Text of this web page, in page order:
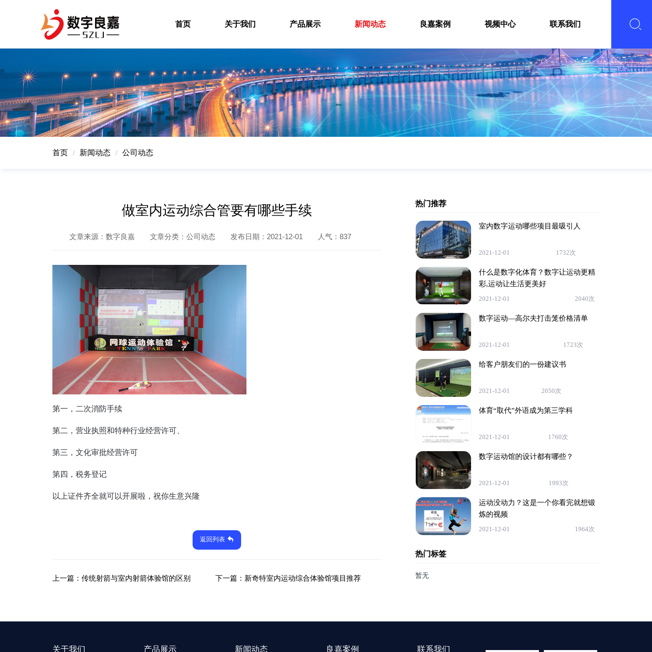
首页 关于我们 产品展示 新闻动态 良嘉案例 视频中心 联系我们
首页 / 新闻动态 / 公司动态
做室内运动综合管要有哪些手续
文章来源：数字良嘉 文章分类：公司动态 发布日期：2021-12-01 人气： 837
第一，二次消防手续
第二，营业执照和特种行业经营许可、
第三，文化审批经营许可
第四，税务登记
以上证件齐全就可以开展啦，祝你生意兴隆
返回列表
上一篇： 传统射箭与室内射箭体验馆的区别 下一篇： 新奇特室内运动综合体验馆项目推荐
热门推荐
室内数字运动哪些项目最吸引人
2021-12-01 1732次
什么是数字化体育？数字让运动更精
彩,运动让生活更美好
2021-12-01 2040次
数字运动—高尔夫打击笼价格清单
2021-12-01 1723次
给客户朋友们的一份建议书
2021-12-01 2050次
体育“取代”外语成为第三学科
2021-12-01 1760次
数字运动馆的设计都有哪些？
2021-12-01 1993次
运动没动力？这是一个你看完就想锻
炼的视频
2021-12-01 1964次
热门标签
暂无
关于我们 产品展示 新闻动态 良嘉案例 联系我们